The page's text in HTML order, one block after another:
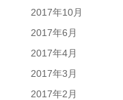
2017年10月
2017年6月
2017年4月
2017年3月
2017年2月